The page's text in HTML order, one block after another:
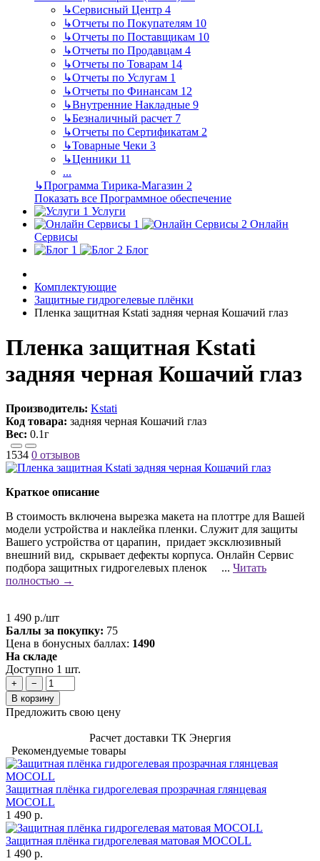
↳Сервисный Центр 4
↳Отчеты по Покупателям 10
↳Отчеты по Поставщикам 10
↳Отчеты по Продавцам 4
↳Отчеты по Товарам 14
↳Отчеты по Услугам 1
↳Отчеты по Финансам 12
↳Внутренние Накладные 9
↳Безналичный расчет 7
↳Отчеты по Сертификатам 2
↳Товарные Чеки 3
↳Ценники 11
...
↳Программа Тирика-Магазин 2
Показать все Программное обеспечение
Услуги
Онлайн
Сервисы
Блог
Комплектующие
Защитные гидрогелевые плёнки
Пленка защитная Kstati задняя черная Кошачий глаз
Пленка защитная Kstati
задняя черная Кошачий глаз
Производитель: Kstati
Код товара: задняя черная Кошачий глаз
Вес: 0.1г
1534 0 отзывов
Краткое описание
В стоимость включена вырезка макета на плоттре для Вашей
модели устройства и наклейка пленки. Служит для защиты
Вашего устройства от царапин, придает эксклюзивный
внешний вид, скрывает дефекты корпуса. Онлайн Сервис
подбора защитных гидрогелевых пленок ... Читать
полностью →
1 490 р./шт
Баллы за покупку: 75
Цена в бонусных баллах: 1490
На складе
Доступно 1 шт.
+
−
В корзину
Предложить свою цену
Расчет доставки ТК Энергия
Рекомендуемые товары
Защитная плёнка гидрогелевая прозрачная глянцевая
MOCOLL
1 490 р.
Защитная плёнка гидрогелевая матовая MOCOLL
1 490 р.